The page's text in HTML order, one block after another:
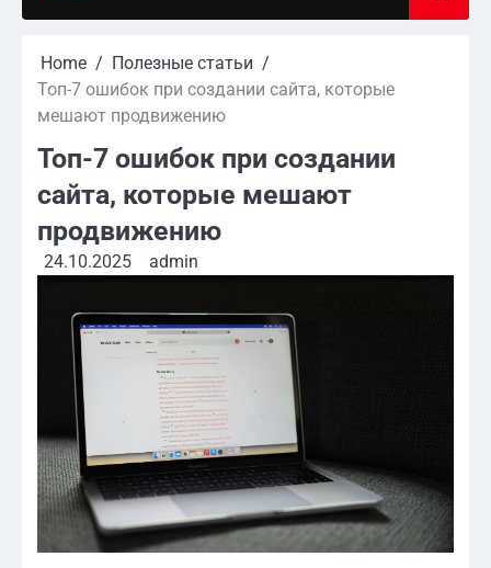
Home
Полезные статьи
Топ-7 ошибок при создании сайта, которые
мешают продвижению
Топ-7 ошибок при создании
сайта, которые мешают
продвижению
24.10.2025 admin